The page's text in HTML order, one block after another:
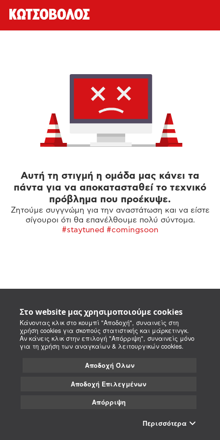
Στο website μας χρησιμοποιούμε cookies
Κάνοντας κλικ στο κουμπί "Αποδοχή", συναινείς στη
χρήση cookies για σκοπούς στατιστικής και μάρκετινγκ.
Αν κάνεις κλικ στην επιλογή "Απόρριψη", συναινείς μόνο
για τη χρήση των αναγκαίων & λειτουργικών cookies.
Αποδοχή Όλων
Αποδοχή Επιλεγμένων
Απόρριψη
Περισσότερα
Αυτή τη στιγμή η ομάδα μας κάνει τα
πάντα για να αποκατασταθεί το τεχνικό
πρόβλημα που προέκυψε.
Ζητούμε συγγνώμη για την αναστάτωση και να είστε
σίγουροι ότι θα επανέλθουμε πολύ σύντομα.
#staytuned #comingsoon